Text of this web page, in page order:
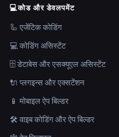
💻कोड और डेवलपमेंट
🦾 एजेंटिक कोडिंग
💻 कोडिंग असिस्टेंट
🗄️ डेटाबेस और एसक्यूएल असिस्टेंट
🔌 प्लगइन्स और एक्सटेंशन
📱 मोबाइल ऐप बिल्डर
🛠️ वाइब कोडिंग और ऐप बिल्डर